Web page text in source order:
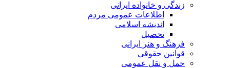
زندگی و خانواده ایرانی
اطلاعات عمومی مردم
اندیشه اسلامی
تحصیل
فرهنگ و هنر ایرانی
قوانین حقوقی
حمل و نقل عمومی